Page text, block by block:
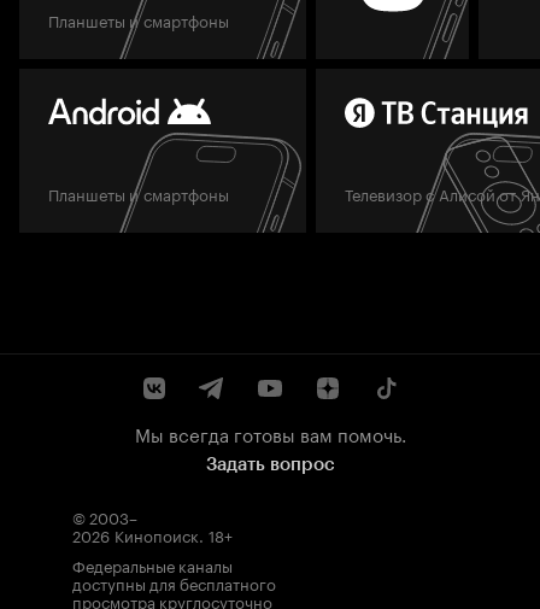
Планшеты и смартфоны
Планшеты и смартфоны Телевизор с Алисой от
Мы всегда готовы вам помочь.
Задать вопрос
© 2003–
2026 Кинопоиск. 18+
Федеральные каналы
доступны для бесплатного
просмотра круглосуточно